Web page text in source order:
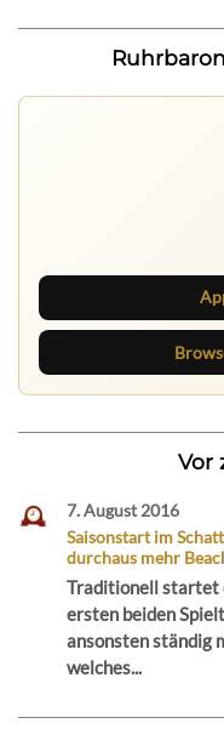
Vor
7. August 2016
Saisonstart im
durchaus mehr
Traditionell startet
ersten beiden
ansonsten ständig
welches...